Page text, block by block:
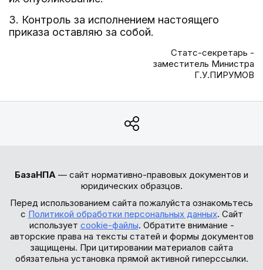
3. Контроль за исполнением настоящего
приказа оставляю за собой.
Статс-секретарь -
заместитель Министра
Г.У.ПИРУМОВ
БазаНПА — сайт нормативно-правовых документов и
юридических образцов.
Перед использованием сайта пожалуйста ознакомьтесь
с Политикой обработки персональных данных. Сайт
использует cookie-файлы. Обратите внимание -
авторские права на тексты статей и формы документов
защищены. При цитировании материалов сайта
обязательна установка прямой активной гиперссылки.